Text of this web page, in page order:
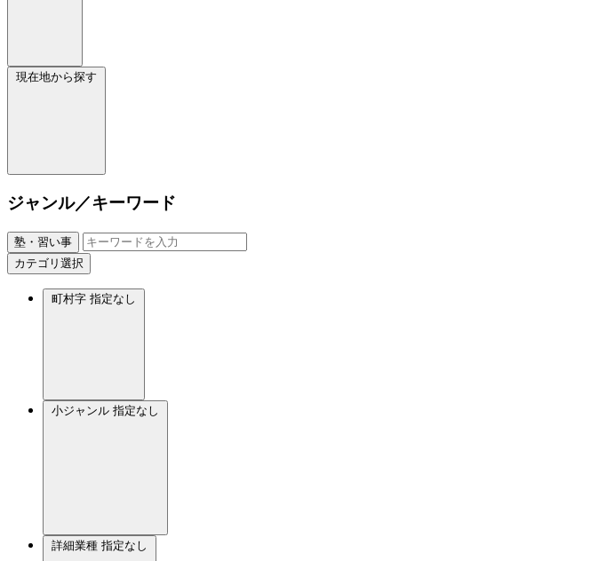
現在地から探す
ジャンル／キーワード
塾・習い事
カテゴリ選択
町村字 指定なし
小ジャンル 指定なし
詳細業種 指定なし